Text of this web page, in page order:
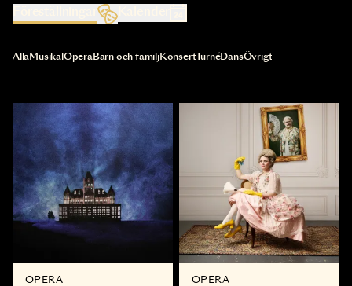
Kalender
Val av kategori uppdaterar innehållet automatiskt
AllaMusikal OperaBarn och familjKonsertTurnéDansÖvrigt
OPERA OPERA